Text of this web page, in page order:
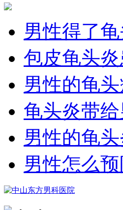
男性得了
包皮龟头
男性的龟
龟头炎带
男性的龟
男性怎么